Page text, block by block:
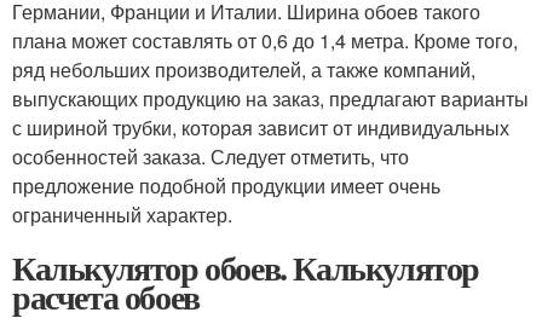
Германии, Франции и Италии. Ширина обоев такого
плана может составлять от 0,6 до 1,4 метра. Кроме того,
ряд небольших производителей, а также компаний,
выпускающих продукцию на заказ, предлагают варианты
с шириной трубки, которая зависит от индивидуальных
особенностей заказа. Следует отметить, что
предложение подобной продукции имеет очень
ограниченный характер.
Калькулятор обоев. Калькулятор
расчета обоев